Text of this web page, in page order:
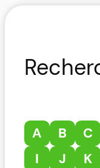
A B C
I
J K